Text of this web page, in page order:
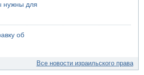
нужны для
об
Все новости израильского права